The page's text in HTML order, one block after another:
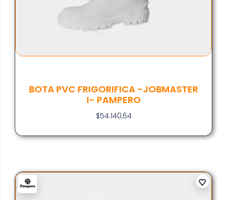
BOTA PVC FRIGORIFICA -JOBMASTER
I- PAMPERO
$54.140,64